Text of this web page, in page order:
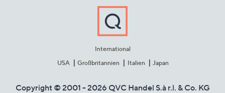
International
USA
Großbritannien Italien Japan
Copyright © 2001 - 2026 QVC Handel S.à r.l. & Co. KG